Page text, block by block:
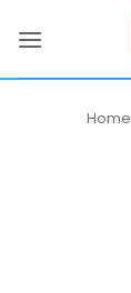
naar
Home